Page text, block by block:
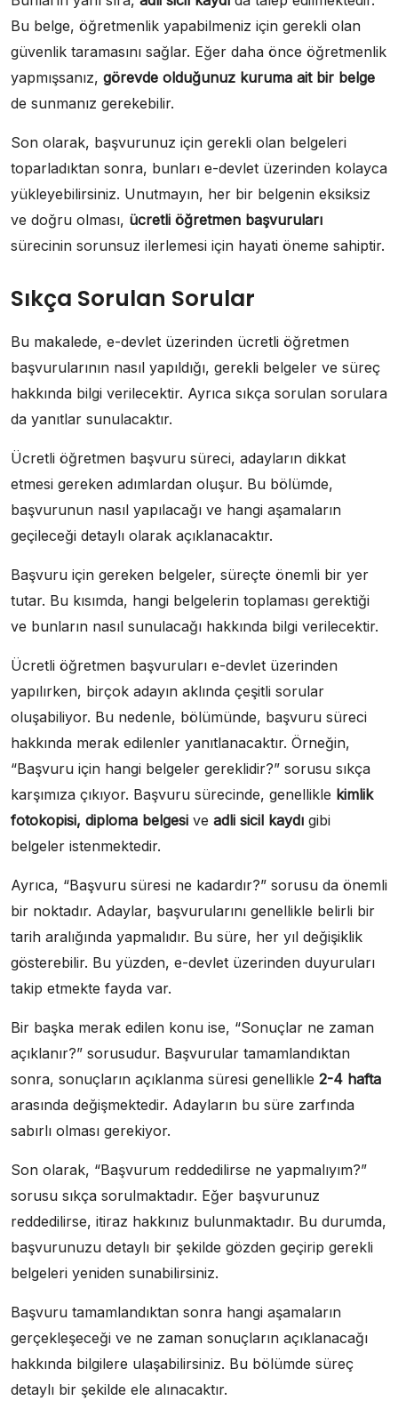
Bu belge, öğretmenlik yapabilmeniz için gerekli olan
güvenlik taramasını sağlar. Eğer daha önce öğretmenlik
yapmışsanız, görevde olduğunuz kuruma ait bir belge
de sunmanız gerekebilir.
Son olarak, başvurunuz için gerekli olan belgeleri
toparladıktan sonra, bunları e-devlet üzerinden kolayca
yükleyebilirsiniz. Unutmayın, her bir belgenin eksiksiz
ve doğru olması, ücretli öğretmen başvuruları
sürecinin sorunsuz ilerlemesi için hayati öneme sahiptir.
Sıkça Sorulan Sorular
Bu makalede, e-devlet üzerinden ücretli öğretmen
başvurularının nasıl yapıldığı, gerekli belgeler ve süreç
hakkında bilgi verilecektir. Ayrıca sıkça sorulan sorulara
da yanıtlar sunulacaktır.
Ücretli öğretmen başvuru süreci, adayların dikkat
etmesi gereken adımlardan oluşur. Bu bölümde,
başvurunun nasıl yapılacağı ve hangi aşamaların
geçileceği detaylı olarak açıklanacaktır.
Başvuru için gereken belgeler, süreçte önemli bir yer
tutar. Bu kısımda, hangi belgelerin toplaması gerektiği
ve bunların nasıl sunulacağı hakkında bilgi verilecektir.
Ücretli öğretmen başvuruları e-devlet üzerinden
yapılırken, birçok adayın aklında çeşitli sorular
oluşabiliyor. Bu nedenle, bölümünde, başvuru süreci
hakkında merak edilenler yanıtlanacaktır. Örneğin,
“Başvuru için hangi belgeler gereklidir?” sorusu sıkça
karşımıza çıkıyor. Başvuru sürecinde, genellikle kimlik
fotokopisi, diploma belgesi ve adli sicil kaydı gibi
belgeler istenmektedir.
Ayrıca, “Başvuru süresi ne kadardır?” sorusu da önemli
bir noktadır. Adaylar, başvurularını genellikle belirli bir
tarih aralığında yapmalıdır. Bu süre, her yıl değişiklik
gösterebilir. Bu yüzden, e-devlet üzerinden duyuruları
takip etmekte fayda var.
Bir başka merak edilen konu ise, “Sonuçlar ne zaman
açıklanır?” sorusudur. Başvurular tamamlandıktan
sonra, sonuçların açıklanma süresi genellikle 2-4 hafta
arasında değişmektedir. Adayların bu süre zarfında
sabırlı olması gerekiyor.
Son olarak, “Başvurum reddedilirse ne yapmalıyım?”
sorusu sıkça sorulmaktadır. Eğer başvurunuz
reddedilirse, itiraz hakkınız bulunmaktadır. Bu durumda,
başvurunuzu detaylı bir şekilde gözden geçirip gerekli
belgeleri yeniden sunabilirsiniz.
Başvuru tamamlandıktan sonra hangi aşamaların
gerçekleşeceği ve ne zaman sonuçların açıklanacağı
hakkında bilgilere ulaşabilirsiniz. Bu bölümde süreç
detaylı bir şekilde ele alınacaktır.